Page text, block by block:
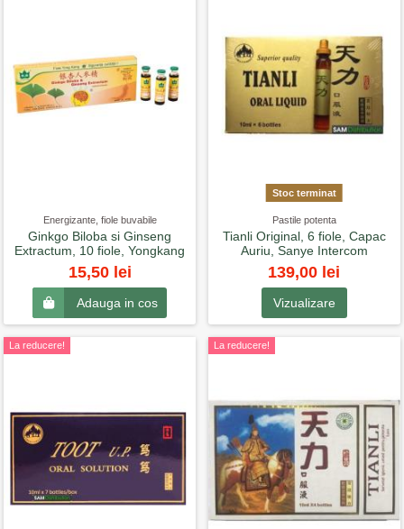
Energizante, fiole buvabile
Ginkgo Biloba si Ginseng
Extractum, 10 fiole, Yongkang
15,50 lei
Adauga in cos
Stoc terminat
Pastile potenta
Tianli Original, 6 fiole, Capac
Auriu, Sanye Intercom
139,00 lei
Vizualizare
La reducere! La reducere!